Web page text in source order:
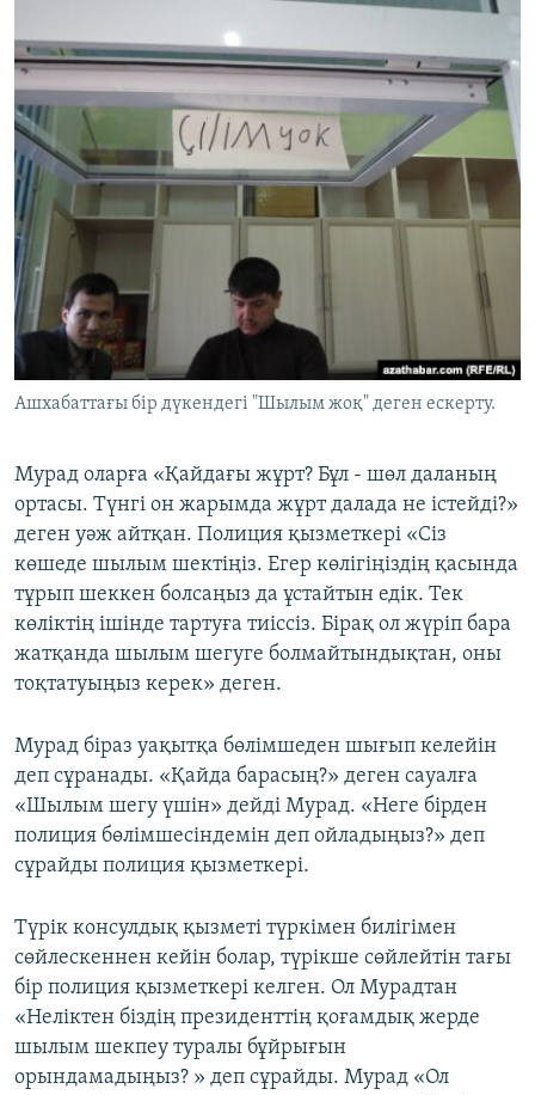
Ашхабаттағы бір дүкендегі "Шылым жоқ" деген ескерту.
Мурад оларға «Қайдағы жұрт? Бұл - шөл даланың
ортасы. Түнгі он жарымда жұрт далада не істейді?»
деген уәж айтқан. Полиция қызметкері «Сіз
көшеде шылым шектіңіз. Егер көлігіңіздің қасында
тұрып шеккен болсаңыз да ұстайтын едік. Тек
көліктің ішінде тартуға тиіссіз. Бірақ ол жүріп бара
жатқанда шылым шегуге болмайтындықтан, оны
тоқтатуыңыз керек» деген.
Мурад біраз уақытқа бөлімшеден шығып келейін
деп сұранады. «Қайда барасың?» деген сауалға
«Шылым шегу үшін» дейді Мурад. «Неге бірден
полиция бөлімшесіндемін деп ойладыңыз?» деп
сұрайды полиция қызметкері.
Түрік консулдық қызметі түркімен билігімен
сөйлескеннен кейін болар, түрікше сөйлейтін тағы
бір полиция қызметкері келген. Ол Мурадтан
«Неліктен біздің президенттің қоғамдық жерде
шылым шекпеу туралы бұйрығын
орындамадыңыз? » деп сұрайды. Мурад «Ол